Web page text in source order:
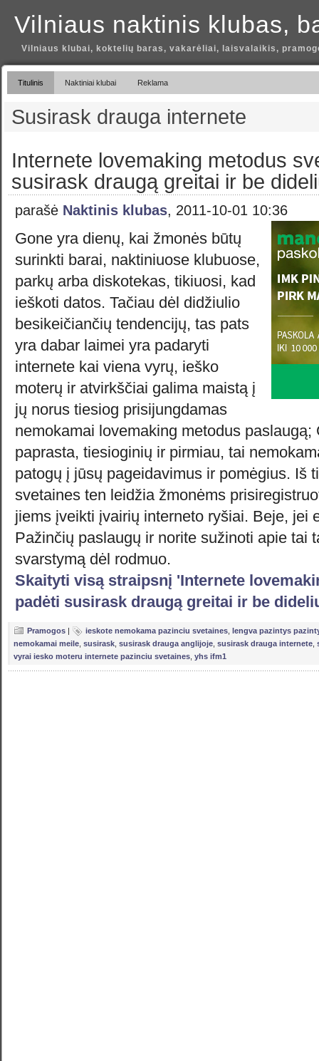
Vilniaus naktinis klubas,
Vilniaus klubai, koktelių baras, vakarėliai, laisvalaikis,
Titulinis Naktiniai klubai Reklama
Susirask drauga internete
Internete lovemaking metodus
susirask draugą greitai ir be
parašė Naktinis klubas, 2011-10-01 10:36
Gone yra dienų, kai žmonės būtų
surinkti barai, naktiniuose klubuose,
parkų arba diskotekas, tikiuosi, kad
ieškoti datos. Tačiau dėl didžiulio
besikeičiančių tendencijų, tas pats
yra dabar laimei yra padaryti
internete kai viena vyrų, ieško
moterų ir atvirkščiai galima maistą į
jų norus tiesiog prisijungdamas
nemokamai lovemaking metodus paslaugą;
paprasta, tiesioginių ir pirmiau, tai
patogų į jūsų pageidavimus ir pomėgius. Iš
svetaines ten leidžia žmonėms
jiems įveikti įvairių interneto ryšiai. Beje, jei
Pažinčių paslaugų ir norite sužinoti apie tai
svarstymą dėl rodmuo.
Skaityti visą straipsnį 'Internete
padėti susirask draugą greitai ir be
Pramogos | ieskote nemokama pazinciu svetaines lengva pazintys
nemokamai meile susirask susirask drauga anglijoje susirask drauga internete
vyrai iesko moteru internete pazinciu svetaines yhs ifm1